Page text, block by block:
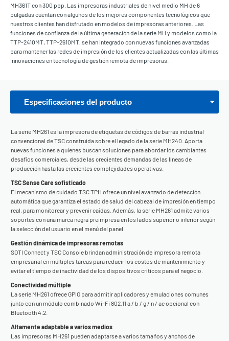
MH361T con 300 ppp. Las impresoras industriales de nivel medio MH de 6
pulgadas cuentan con algunos de los mejores componentes tecnológicos que
nuestros clientes han disfrutado en modelos de impresoras anteriores. Las
funciones de confianza de la última generación de la serie MH y modelos como la
TTP-2410MT, TTP-2610MT, se han integrado con nuevas funciones avanzadas
para mantener las redes de impresión de los clientes actualizadas con las últimas
innovaciones en tecnología de gestión remota de impresoras.
Especificaciones del producto
La serie MH261 es la impresora de etiquetas de códigos de barras industrial
convencional de TSC construida sobre el legado de la serie MH240. Aporta
nuevas funciones a quienes buscan soluciones para abordar los cambiantes
desafíos comerciales, desde las crecientes demandas de las líneas de
producción hasta las crecientes complejidades operativas.
TSC Sense Care sofisticado
El mecanismo de cuidado TSC TPH ofrece un nivel avanzado de detección
automática que garantiza el estado de salud del cabezal de impresión en tiempo
real, para monitorear y prevenir caídas. Además, la serie MH261 admite varios
soportes con una marca negra preimpresa en los lados superior o inferior según
la selección del usuario en el menú del panel.
Gestión dinámica de impresoras remotas
SOTI Connect y TSC Console brindan administración de impresora remota
empresarial en múltiples tareas para reducir los costos de mantenimiento y
evitar el tiempo de inactividad de los dispositivos críticos para el negocio.
Conectividad múltiple
La serie MH261 ofrece GPIO para admitir aplicadores y emulaciones comunes
junto con un módulo combinado Wi-Fi 802.11 a / b / g / n / ac opcional con
Bluetooth 4.2.
Altamente adaptable a varios medios
Las impresoras MH261 pueden adaptarse a varios tamaños y anchos de